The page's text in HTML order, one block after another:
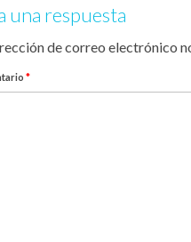
una respuesta
de correo electrónico
*